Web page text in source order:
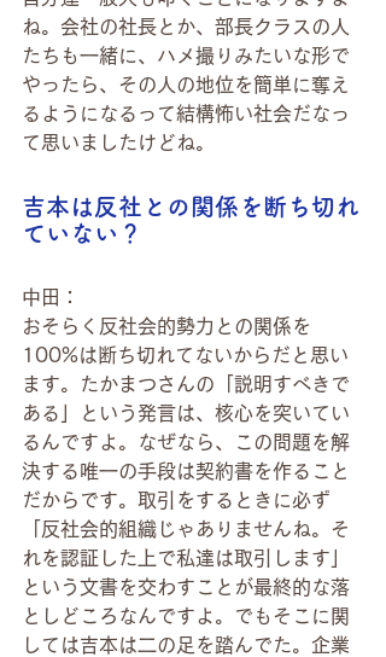
ね。会社の社長とか、部長クラスの人
たちも一緒に、ハメ撮りみたいな形で
やったら、その人の地位を簡単に奪え
るようになるって結構怖い社会だなっ
て思いましたけどね。
吉本は反社との関係を断ち切れ
ていない？
中田：
おそらく反社会的勢力との関係を
100%は断ち切れてないからだと思い
ます。たかまつさんの「説明すべきで
ある」という発言は、核心を突いてい
るんですよ。なぜなら、この問題を解
決する唯一の手段は契約書を作ること
だからです。取引をするときに必ず
「反社会的組織じゃありませんね。そ
れを認証した上で私達は取引します」
という文書を交わすことが最終的な落
としどころなんですよ。でもそこに関
しては吉本は二の足を踏んでた。企業